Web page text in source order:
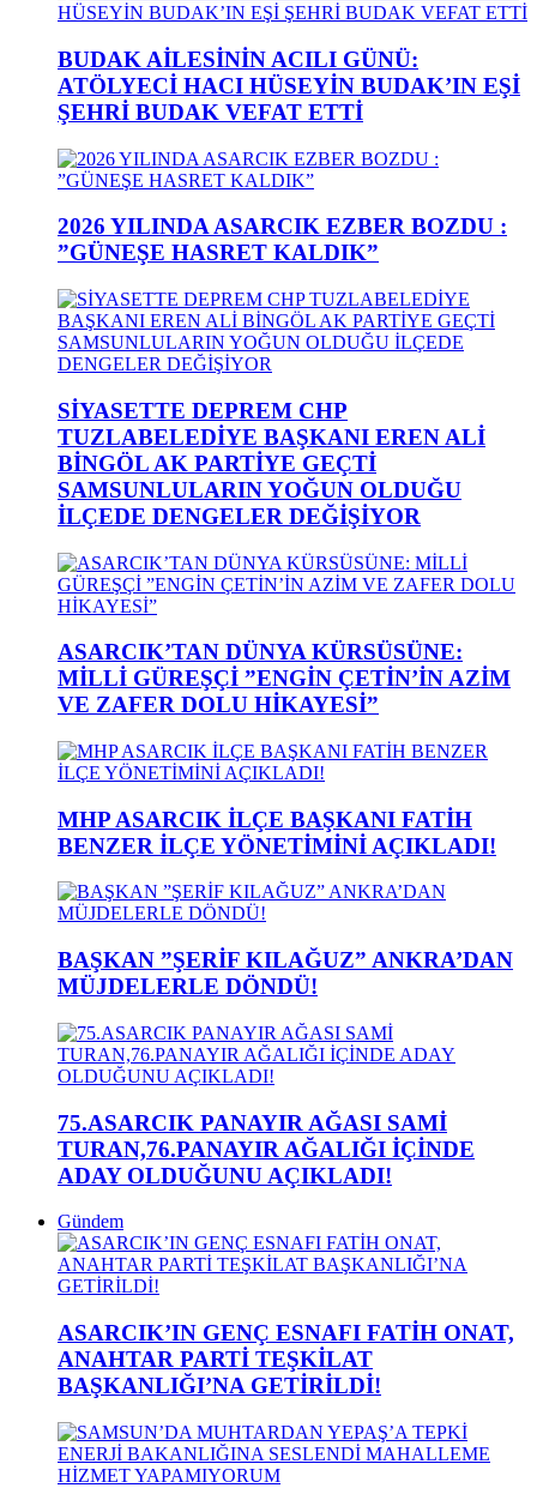
BUDAK AİLESİNİN ACILI GÜNÜ:
ATÖLYECİ HACI HÜSEYİN BUDAK’IN EŞİ
ŞEHRİ BUDAK VEFAT ETTİ
2026 YILINDA ASARCIK EZBER BOZDU :
”GÜNEŞE HASRET KALDIK”
SİYASETTE DEPREM CHP
TUZLABELEDİYE BAŞKANI EREN ALİ
BİNGÖL AK PARTİYE GEÇTİ
SAMSUNLULARIN YOĞUN OLDUĞU
İLÇEDE DENGELER DEĞİŞİYOR
ASARCIK’TAN DÜNYA KÜRSÜSÜNE:
MİLLİ GÜREŞÇİ ”ENGİN ÇETİN’İN AZİM
VE ZAFER DOLU HİKAYESİ”
MHP ASARCIK İLÇE BAŞKANI FATİH
BENZER İLÇE YÖNETİMİNİ AÇIKLADI!
BAŞKAN ”ŞERİF KILAĞUZ” ANKRA’DAN
MÜJDELERLE DÖNDÜ!
75.ASARCIK PANAYIR AĞASI SAMİ
TURAN,76.PANAYIR AĞALIĞI İÇİNDE
ADAY OLDUĞUNU AÇIKLADI!
Gündem
ASARCIK’IN GENÇ ESNAFI FATİH ONAT,
ANAHTAR PARTİ TEŞKİLAT
BAŞKANLIĞI’NA GETİRİLDİ!